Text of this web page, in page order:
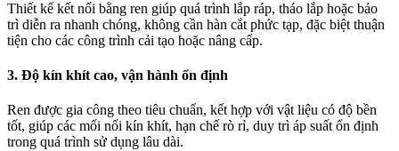
Thiết kế kết nối bằng ren giúp quá trình lắp ráp, tháo lắp hoặc bảo
trì diễn ra nhanh chóng, không cần hàn cắt phức tạp, đặc biệt thuận
tiện cho các công trình cải tạo hoặc nâng cấp.
3. Độ kín khít cao, vận hành ổn định
Ren được gia công theo tiêu chuẩn, kết hợp với vật liệu có độ bền
tốt, giúp các mối nối kín khít, hạn chế rò rỉ, duy trì áp suất ổn định
trong quá trình sử dụng lâu dài.